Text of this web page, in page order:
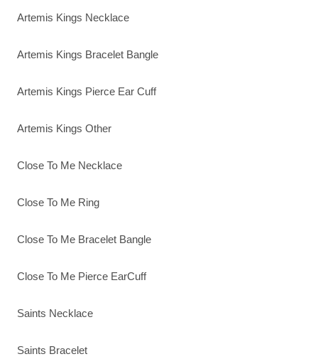
Artemis Kings Necklace
Artemis Kings Bracelet Bangle
Artemis Kings Pierce Ear Cuff
Artemis Kings Other
Close To Me Necklace
Close To Me Ring
Close To Me Bracelet Bangle
Close To Me Pierce EarCuff
Saints Necklace
Saints Bracelet